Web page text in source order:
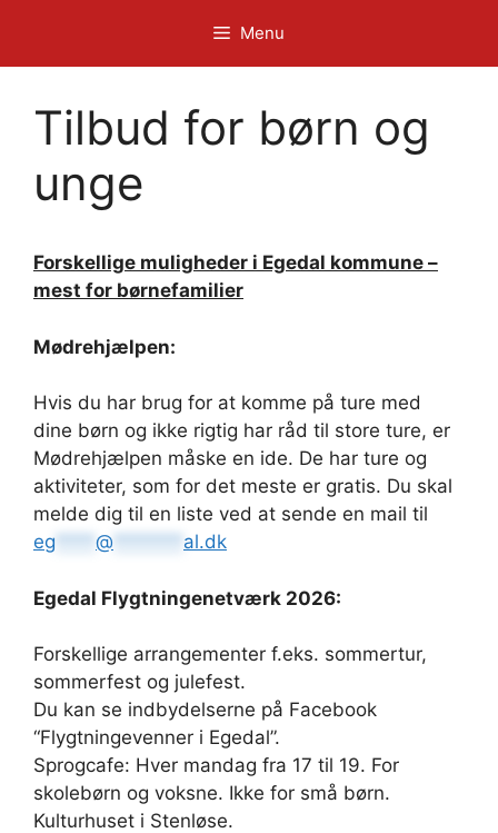
indhold
Menu
Tilbud for børn og
unge
Forskellige muligheder i Egedal kommune –
mest for børnefamilier
Mødrehjælpen:
Hvis du har brug for at komme på ture med
dine børn og ikke rigtig har råd til store ture, er
Mødrehjælpen måske en ide. De har ture og
aktiviteter, som for det meste er gratis. Du skal
melde dig til en liste ved at sende en mail til
eg
@ al.dk
Egedal Flygtningenetværk 2026:
Forskellige arrangementer f.eks. sommertur,
sommerfest og julefest.
Du kan se indbydelserne på Facebook
“Flygtningevenner i Egedal”.
Sprogcafe: Hver mandag fra 17 til 19. For
skolebørn og voksne. Ikke for små børn.
Kulturhuset i Stenløse.